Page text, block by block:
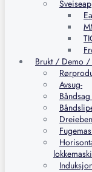
Brukt / Demo /
Avsug-